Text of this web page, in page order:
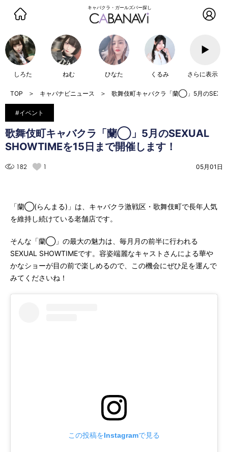
キャバクラ・ガールズバー探し
しろた ねむ ひなた くるみ
▶
さらに表示
キャバナビニュース 歌舞伎町キャバクラ「蘭◯」5月の
#イベント
歌舞伎町キャバクラ「蘭◯」5月のSEXUAL
SHOWTIMEを15日まで開催します！
05月01日
182 1